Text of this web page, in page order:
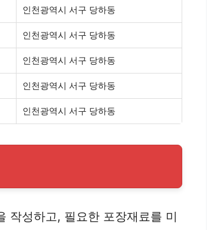
인천광역시 서구 당하동
인천광역시 서구 당하동
인천광역시 서구 당하동
인천광역시 서구 당하동
인천광역시 서구 당하동
작성하고, 필요한 포장재료를 미